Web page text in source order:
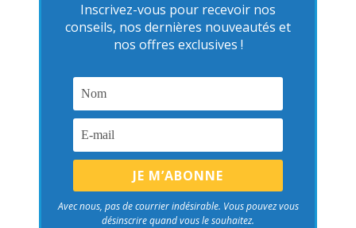
Inscrivez-vous pour recevoir nos
conseils, nos dernières nouveautés et
nos offres exclusives !
Avec nous, pas de courrier indésirable. Vous pouvez vous
désinscrire quand vous le souhaitez.